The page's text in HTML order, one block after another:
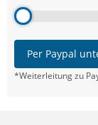
Per Paypal
*Weiterleitung zu